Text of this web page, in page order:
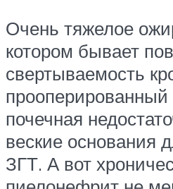
Очень тяжелое
котором бывает
свертываемость
прооперированный
почечная
веские основания
ЗГТ. А вот